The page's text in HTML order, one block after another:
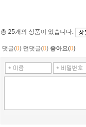
총 25개 의 상품이 있습니다.
댓글(0) 먼댓글(0) 좋아요(0)